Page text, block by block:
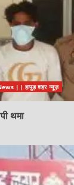
|| हापुड़ शहर न्यूज़
थमा